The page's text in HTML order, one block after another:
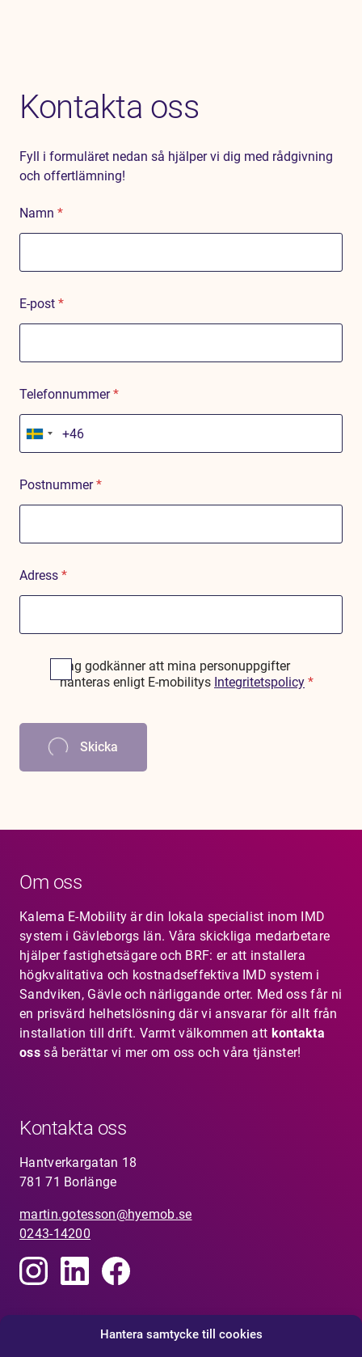
Hantera samtycke till cookies
Kontakta oss
Fyll i formuläret nedan så hjälper vi dig med rådgivning
och offertlämning!
Namn *
E-post *
Telefonnummer*
S
w
d
e
n
Postnummer*
Adress *
A
e
n
Jag godkänner att mina personuppgifter
hanteras enligt E-mobilitys Integritetspolicy *
Skicka
Om oss
Kalema E-Mobility är din lokala specialist inom IMD
system i Gävleborgs län. Våra skickliga medarbetare
hjälper fastighetsägare och BRF: er att installera
högkvalitativa och kostnadseffektiva IMD system i
Sandviken, Gävle och närliggande orter. Med oss får ni
en prisvärd helhetslösning där vi ansvarar för allt från
installation till drift. Varmt välkommen att kontakta
ossså berättar vi mer om oss och våra tjänster!
Kontakta oss
Hantverkargatan 18
781 71 Borlänge
martin.gotesson@hyemob.se
0243-14200
Visselblåsarfunktion